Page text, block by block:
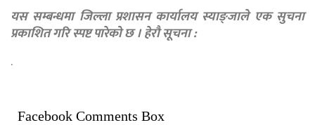
यस सम्बन्धमा जिल्ला प्रशासन कार्यालय स्याङ्जाले एक सुचना
प्रकाशित गरि स्पष्ट पारेको छ । हेरौ सूचना :
.
Facebook Comments Box